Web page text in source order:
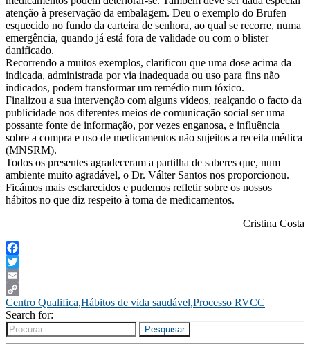
atenção à preservação da embalagem. Deu o exemplo do Brufen
esquecido no fundo da carteira de senhora, ao qual se recorre, numa
emergência, quando já está fora de validade ou com o blister
danificado.
Recorrendo a muitos exemplos, clarificou que uma dose acima da
indicada, administrada por via inadequada ou uso para fins não
indicados, podem transformar um remédio num tóxico.
Finalizou a sua intervenção com alguns vídeos, realçando o facto da
publicidade nos diferentes meios de comunicação social ser uma
possante fonte de informação, por vezes enganosa, e influência
sobre a compra e uso de medicamentos não sujeitos a receita médica
(MNSRM).
Todos os presentes agradeceram a partilha de saberes que, num
ambiente muito agradável, o Dr. Válter Santos nos proporcionou.
Ficámos mais esclarecidos e pudemos refletir sobre os nossos
hábitos no que diz respeito à toma de medicamentos.
Cristina Costa
Facebook
Twitter
Email
Copy
Link
Centro Qualifica,Hábitos de vida saudável,Processo RVCC
Search for:
Pesquisar